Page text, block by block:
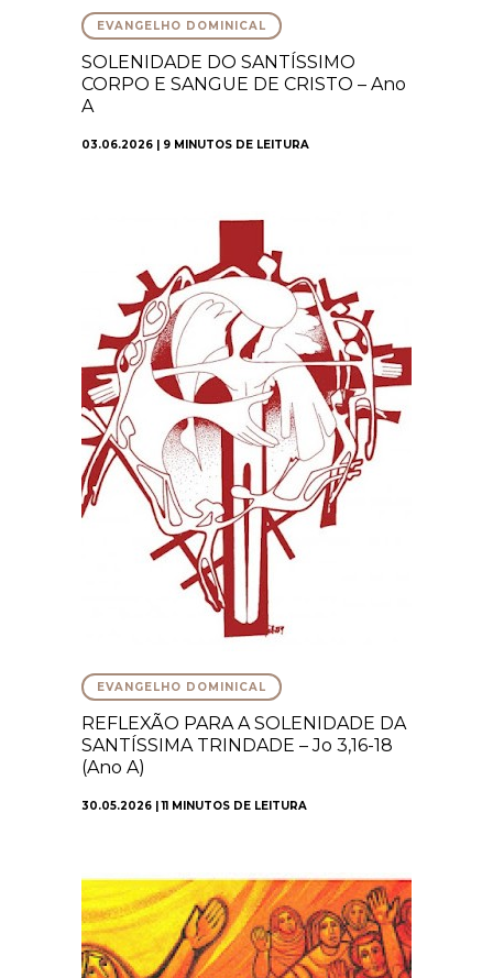
EVANGELHO DOMINICAL
SOLENIDADE DO SANTÍSSIMO
CORPO E SANGUE DE CRISTO – Ano
A
03.06.2026 | 9 MINUTOS DE LEITURA
EVANGELHO DOMINICAL
REFLEXÃO PARA A SOLENIDADE DA
SANTÍSSIMA TRINDADE – Jo 3,16-18
(Ano A)
30.05.2026 | 11 MINUTOS DE LEITURA